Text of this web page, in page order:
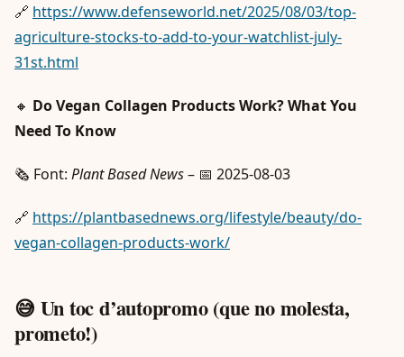
🔗 https://www.defenseworld.net/2025/08/03/top-
agriculture-stocks-to-add-to-your-watchlist-july-
31st.html
🔸 Do Vegan Collagen Products Work? What You
Need To Know
🗞️ Font: Plant Based News– 📅 2025-08-03
🔗 https://plantbasednews.org/lifestyle/beauty/do-
vegan-collagen-products-work/
😅 Un toc d’autopromo (que no molesta,
prometo!)